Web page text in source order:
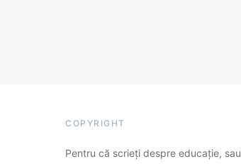
COPYRIGHT
Pentru că scrieți despre educație, sau